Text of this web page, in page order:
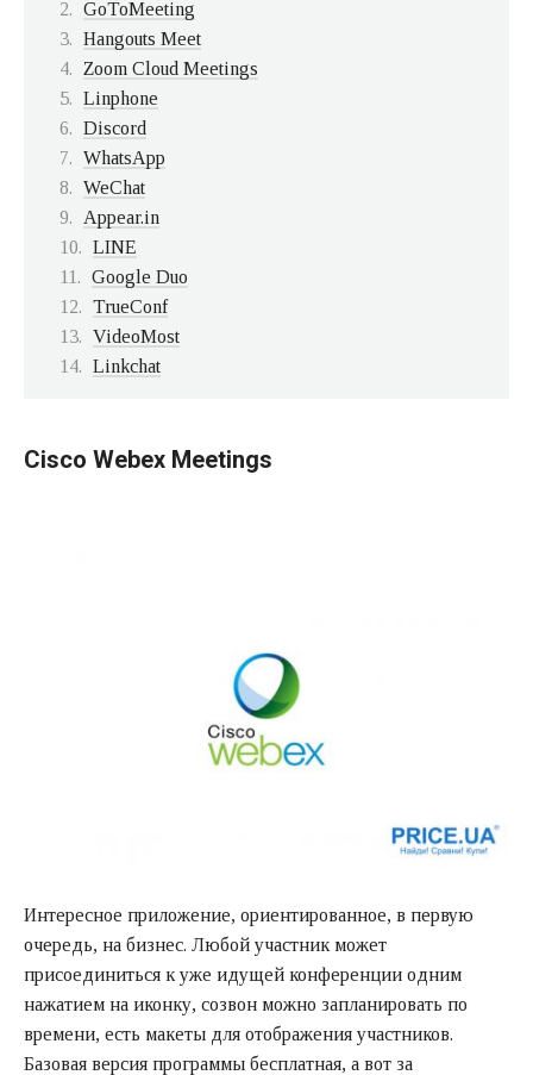
GoToMeeting
Hangouts Meet
Zoom Cloud Meetings
Linphone
Discord
WhatsApp
WeChat
Appear.in
LINE
Google Duo
TrueConf
VideoMost
Linkchat
Cisco Webex Meetings
Интересное приложение, ориентированное, в первую
очередь, на бизнес. Любой участник может
присоединиться к уже идущей конференции одним
нажатием на иконку, созвон можно запланировать по
времени, есть макеты для отображения участников.
Базовая версия программы бесплатная, а вот за